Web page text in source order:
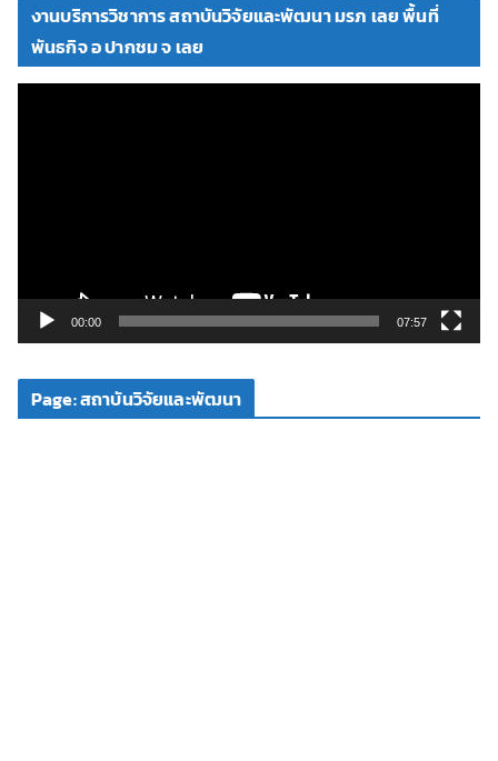
งานบริการวิชาการ สถาบันวิจัยและพัฒนา มรภ เลย พื้นที่
พันธกิจ อ ปากชม จ เลย
ดี
00:00 07:57
Page: สถาบันวิจัยและพัฒนา